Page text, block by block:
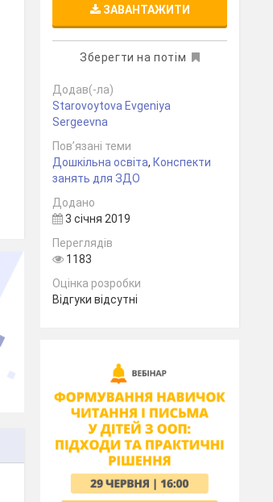
ЗАВАНТАЖИТИ
Зберегти на потім
Додав(-ла)
Starovoytova Evgeniya
Sergeevna
Пов’язані теми
Дошкільна освіта, Конспекти
занять для ЗДО
Додано
3 січня 2019
Переглядів
1183
Оцінка розробки
Відгуки відсутні